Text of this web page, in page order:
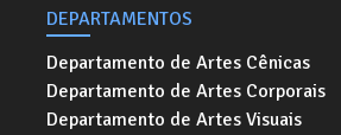
DEPARTAMENTOS
Departamento de Artes Cênicas
Departamento de Artes Corporais
Departamento de Artes Visuais